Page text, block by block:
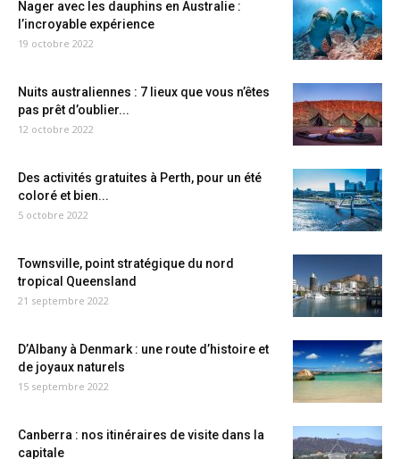
Nager avec les dauphins en Australie :
l’incroyable expérience
19 octobre 2022
Nuits australiennes : 7 lieux que vous n’êtes
pas prêt d’oublier...
12 octobre 2022
Des activités gratuites à Perth, pour un été
coloré et bien...
5 octobre 2022
Townsville, point stratégique du nord
tropical Queensland
21 septembre 2022
D’Albany à Denmark : une route d’histoire et
de joyaux naturels
15 septembre 2022
Canberra : nos itinéraires de visite dans la
capitale